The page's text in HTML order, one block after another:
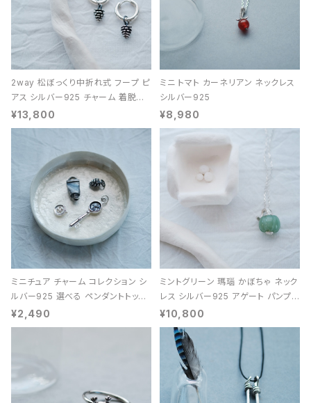
2way 松ぼっくり中折れ式 フープ ピ
アス シルバー925 チャーム 着脱可
能 レディース ユニセックス
¥13,800
ミニ トマト カーネリアン ネックレス
シルバー925
¥8,980
ミニチュア チャーム コレクション シ
ルバー925 選べる ペンダントトップ
レディース ユニセックス
¥2,490
ミントグリーン 瑪瑙 かぼちゃ ネック
レス シルバー925 アゲート パンプキ
ン 天然石 レディース
¥10,800